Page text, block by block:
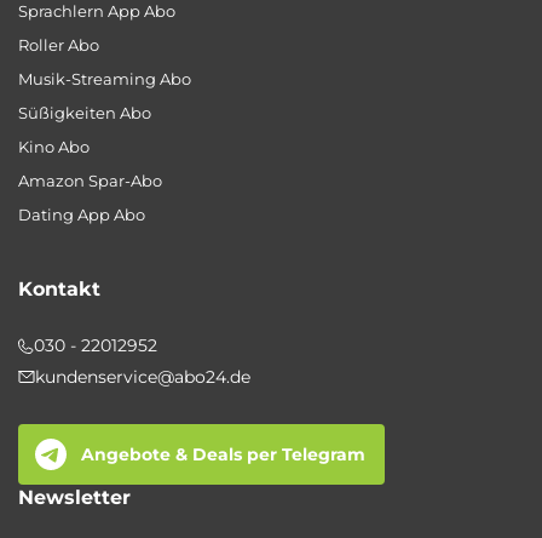
Sprachlern App Abo
Roller Abo
Musik-Streaming Abo
Süßigkeiten Abo
Kino Abo
Amazon Spar-Abo
Dating App Abo
Kontakt
030 - 22012952
kundenservice@abo24.de
Angebote & Deals per Telegram
Newsletter